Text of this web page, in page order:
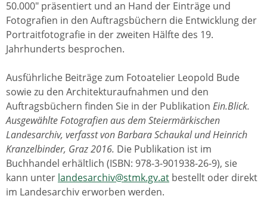
50.000" präsentiert und an Hand der Einträge und
Fotografien in den Auftragsbüchern die Entwicklung der
Portraitfotografie in der zweiten Hälfte des 19.
Jahrhunderts besprochen.
Ausführliche Beiträge zum Fotoatelier Leopold Bude
sowie zu den Architekturaufnahmen und den
Auftragsbüchern finden Sie in der Publikation Ein.Blick.
Ausgewählte Fotografien aus dem Steiermärkischen
Landesarchiv, verfasst von Barbara Schaukal und Heinrich
Kranzelbinder, Graz 2016. Die Publikation ist im
Buchhandel erhältlich (ISBN: 978-3-901938-26-9), sie
kann unter landesarchiv@stmk.gv.at bestellt oder direkt
im Landesarchiv erworben werden.